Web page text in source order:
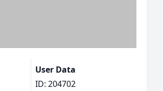
User Data
ID: 204702